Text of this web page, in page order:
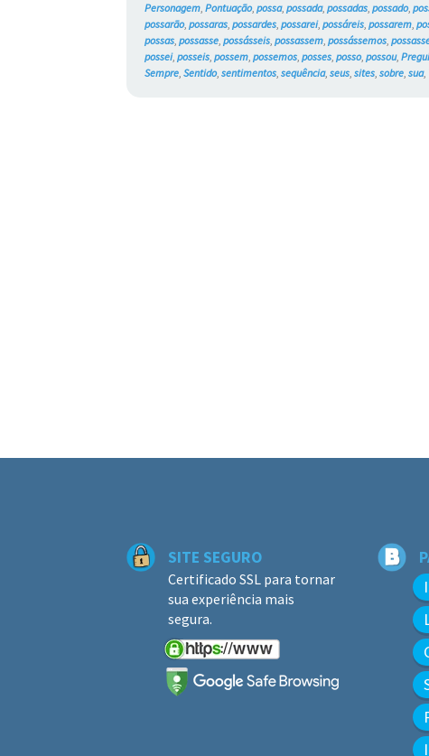
Personagem,Pontuação,possa,possada,possadas,possado,
possarão,possaras,possardes,possarei,possáreis,possarem,
possas,possasse,possásseis,possassem,possássemos,
possei,posseis,possem,possemos,posses,posso,possou,
Sempre,Sentido,sentimentos,sequência,seus,sites,sobre,sua,
SITE SEGURO
Certificado SSL para tornar
sua experiência mais
segura.